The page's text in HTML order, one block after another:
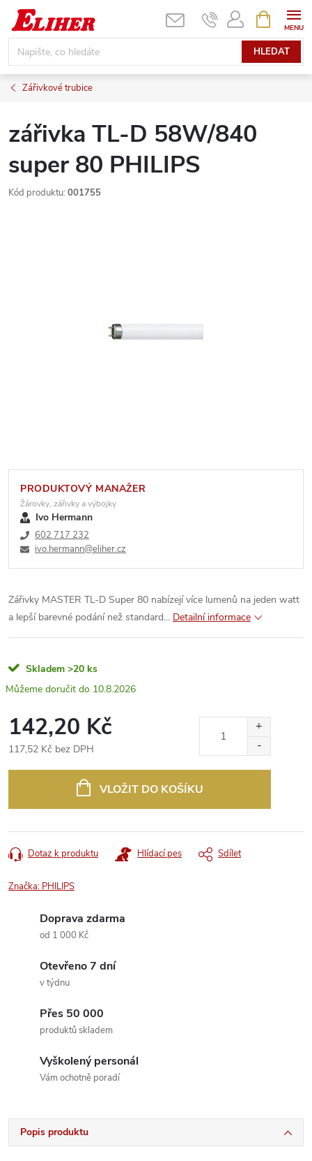
Přejít
obsah
HLEDAT
NÁKUPNÍ
KOŠÍK
Zářivkové trubice
zářivka TL-D 58W/840
super 80 PHILIPS
Kód produktu: 001755
PRODUKTOVÝ MANAŽER
Žárovky, zářivky a výbojky
Ivo Hermann
602 717 232
ivo.hermann@eliher.cz
Zářivky MASTER TL-D Super 80 nabízejí více lumenů na jeden watt
a lepší barevné podání než standard... Detailní informace
Skladem >20 ks
10.8.2026
142,20 Kč
117,52 Kč bez DPH
VLOŽIT DO KOŠÍKU
Dotaz k produktu Hlídací pes Sdílet
Značka: PHILIPS
Doprava zdarma
od 1 000 Kč
Otevřeno 7 dní
v týdnu
Přes 50 000
produktů skladem
Vyškolený personál
Vám ochotně poradí
Popis produktu